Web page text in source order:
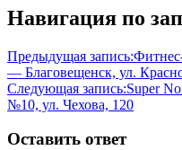
Навигация по
Предыдущая запись:
— Благовещенск, ул.
Следующая запись:Super
№10, ул. Чехова, 120
Оставить ответ